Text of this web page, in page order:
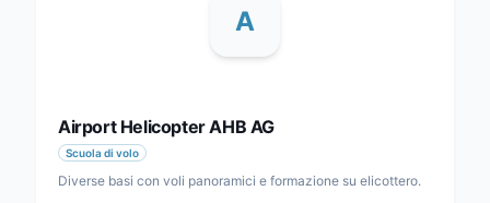
A
Airport Helicopter AHB AG
Scuola di volo
Diverse basi con voli panoramici e formazione su elicottero.